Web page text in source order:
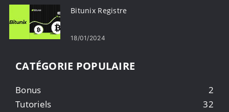
Bitunix Registre
18/01/2024
CATÉGORIE POPULAIRE
Bonus
2
Tutoriels
32